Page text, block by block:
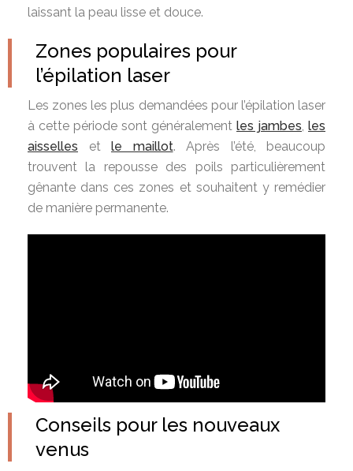
laissant la peau lisse et douce.
Zones populaires pour
l’épilation laser
Les zones les plus demandées pour l’épilation laser
à cette période sont généralement les jambes les
aisselles et le maillot. Après l’été, beaucoup
trouvent la repousse des poils particulièrement
gênante dans ces zones et souhaitent y remédier
de manière permanente.
Conseils pour les nouveaux
venus